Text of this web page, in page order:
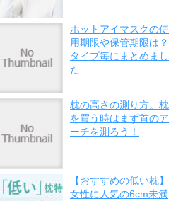
ホットアイマスクの使
用期限や保管期限は？
タイプ毎にまとめまし
た
枕の高さの測り方。枕
を買う時はまず首のア
ーチを測ろう！
【おすすめの低い枕】
女性に人気の6cm未満